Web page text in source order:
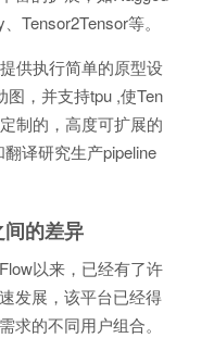
Tensor2Tensor等。
供执行简单的原型设
，并支持tpu ,使Ten
制的，高度可扩展的
译研究生产pipeline
的差异
以来，已经有了许
发展，该平台已经得
求的不同用户组合。